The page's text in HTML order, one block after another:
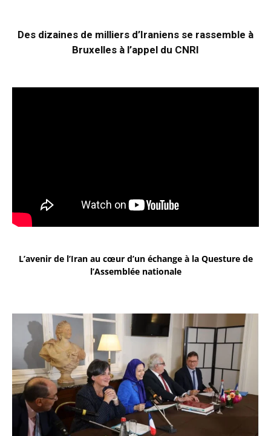
Des dizaines de milliers d’Iraniens se rassemble à
Bruxelles à l’appel du CNRI
L’avenir de l’Iran au cœur d’un échange à la Questure de
l’Assemblée nationale